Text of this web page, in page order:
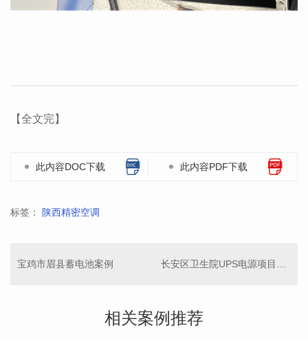
【全文完】
此内容DOC下载 此内容PDF下载
标签： 陕西精密空调
宝鸡市眉县蓄电池案例 长安区卫生院UPS电源项目案列
相关案例推荐